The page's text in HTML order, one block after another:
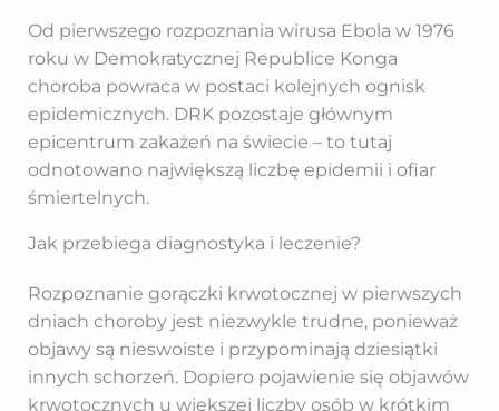
Od pierwszego rozpoznania wirusa Ebola w 1976
roku w Demokratycznej Republice Konga
choroba powraca w postaci kolejnych ognisk
epidemicznych. DRK pozostaje głównym
epicentrum zakażeń na świecie – to tutaj
odnotowano największą liczbę epidemii i ofiar
śmiertelnych.
Jak przebiega diagnostyka i leczenie?
Rozpoznanie gorączki krwotocznej w pierwszych
dniach choroby jest niezwykle trudne, ponieważ
objawy są nieswoiste i przypominają dziesiątki
innych schorzeń. Dopiero pojawienie się objawów
krwotocznych u większej liczby osób w krótkim